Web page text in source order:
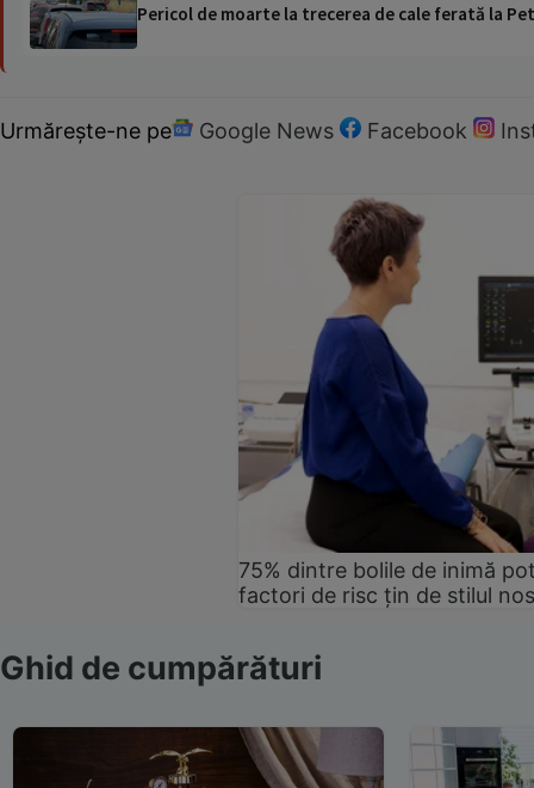
Pericol de moarte la trecerea de cale ferată la
Urmărește-ne pe Google News Facebook
75% dintre bolile de inimă
factori de risc țin de stilul
Ghid de cumpărături